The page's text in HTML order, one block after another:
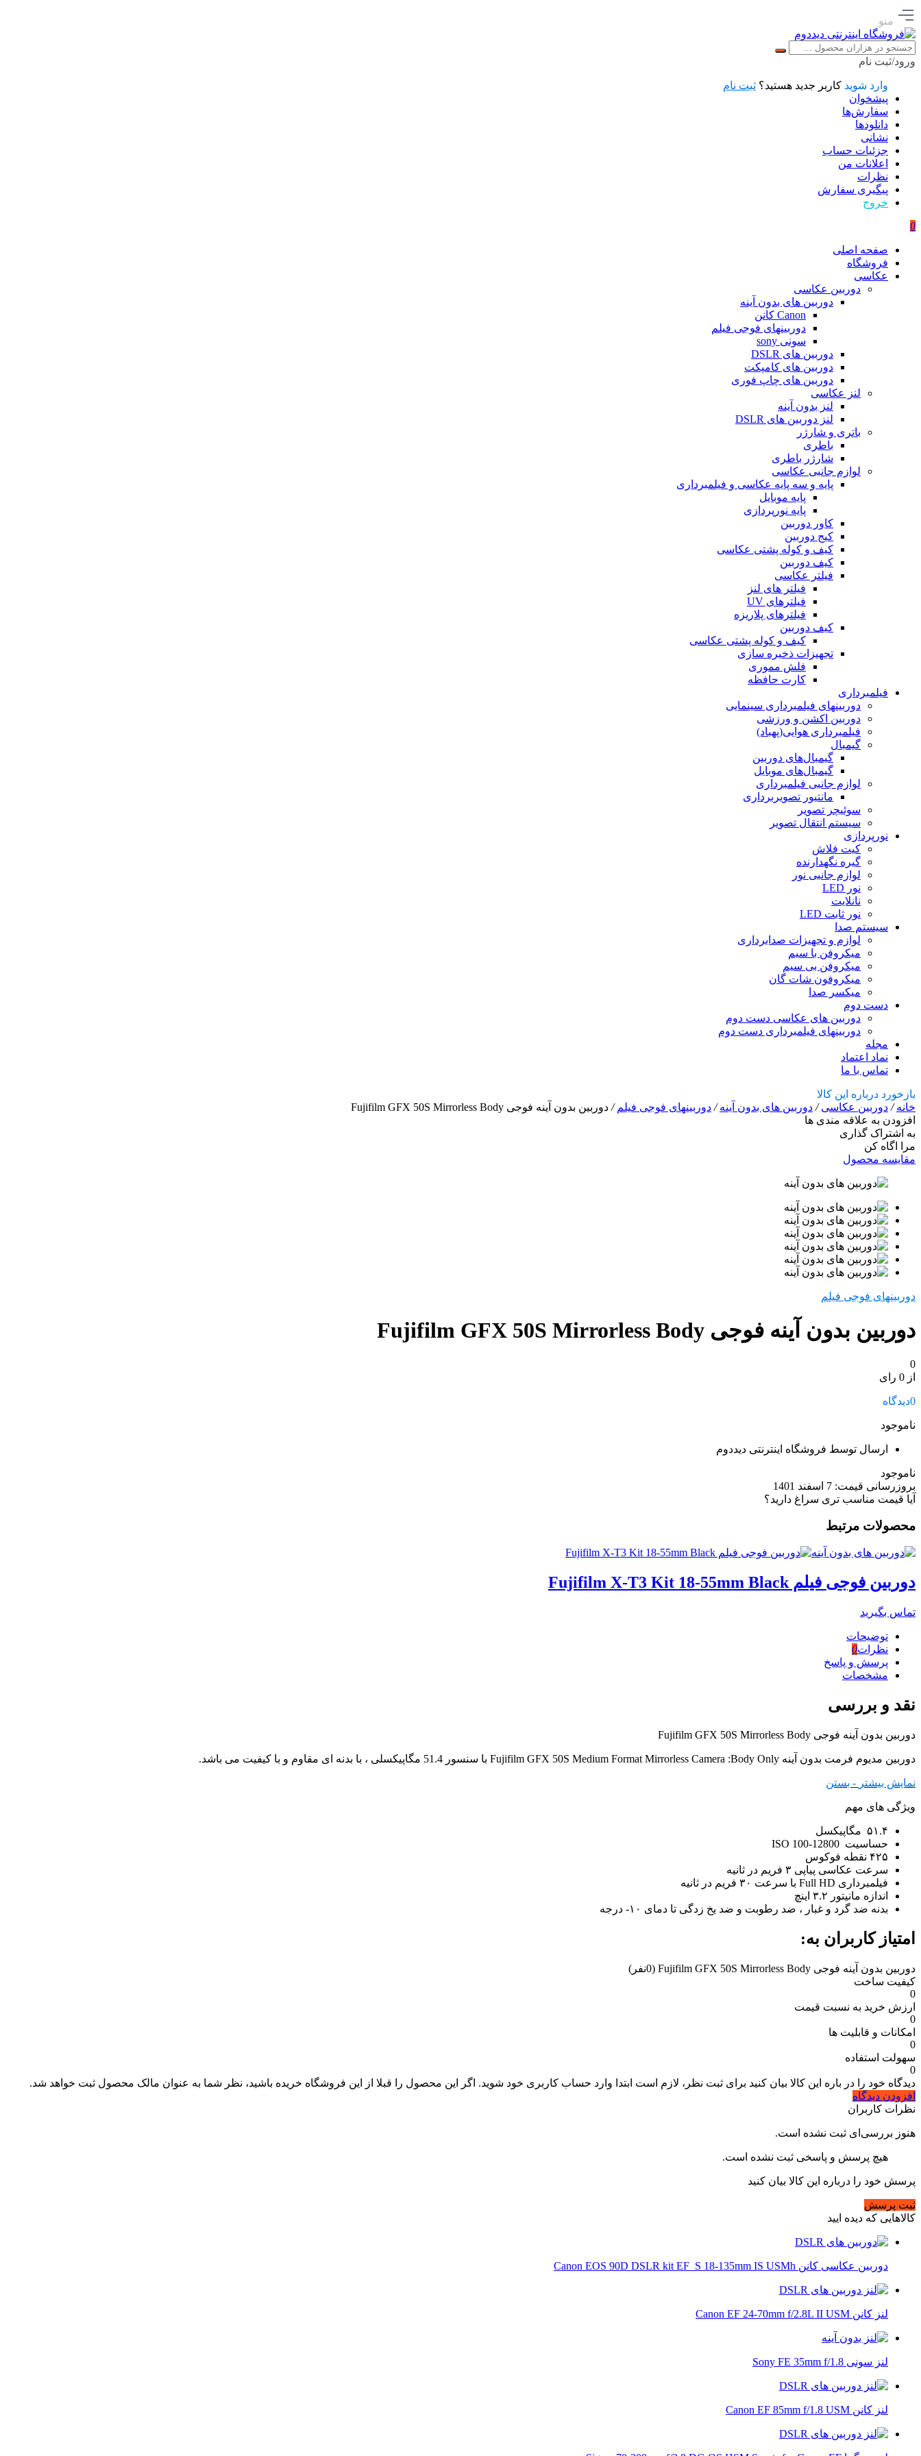
منو
ورود/ثبت نام
وارد شوید کاربر جدید هستید؟ ثبت نام
پیشخوان
سفارش‌ها
دانلودها
نشانی
جزئیات حساب
اعلانات من
نظرات
پیگیری سفارش
خروج
0
صفحه اصلی
فروشگاه
عکاسی
دوربین عکاسی
دوربین های بدون آینه
Canon کانن
دوربینهای فوجی فیلم
سونی sony
دوربین های DSLR
دوربین های کامپکت
دوربین های چاپ فوری
لنز عکاسی
لنز بدون آینه
لنز دوربین های DSLR
باتری و شارژر
باطری
شارژر باطری
لوازم جانبی عکاسی
پایه و سه پایه عکاسی و فیلمبرداری
پایه موبایل
پایه نورپردازی
کاور دوربین
کیج دوربین
کیف و کوله پشتی عکاسی
کیف دوربین
فیلتر عکاسی
فیلتر های لنز
فیلترهای UV
فیلترهای پلاریزه
کیف دوربین
کیف و کوله پشتی عکاسی
تجهیزات ذخیره سازی
فلش مموری
کارت حافظه
فیلمبرداری
دوربینهای فیلمبرداری سینمایی
دوربین اکشن و ورزشی
فیلمبرداری هوایی(پهباد)
گیمبال
گیمبال‌های دوربین
گیمبال‌های موبایل
لوازم جانبی فیلمبرداری
مانتیور تصویربرداری
سوئیچر تصویر
سیستم انتقال تصویر
نورپردازی
کیت فلاش
گیره نگهدارنده
لوازم جانبی نور
نور LED
نانلایت
نور ثابت LED
سیستم صدا
لوازم و تجهیزات صدابرداری
میکروفن با سیم
میکروفن بی سیم
میکروفون شات گان
میکسر صدا
دست دوم
دوربین های عکاسی دست دوم
دوربینهای فیلمبرداری دست دوم
مجله
نماد اعتماد
تماس با ما
بازخورد درباره این کالا
خانه/ دوربین عکاسی/ دوربین های بدون آینه/ دوربینهای فوجی فیلم / دوربین بدون آینه فوجی Fujifilm GFX 50S Mirrorless Body
افزودن به علاقه مندی ها
به اشتراک گذاری
مرا اگاه کن
مقایسه محصول
دوربینهای فوجی فیلم
دوربین بدون آینه فوجی Fujifilm GFX 50S Mirrorless Body
0
از 0 رای
0دیدگاه
ناموجود
ارسال توسط فروشگاه اینترنتی دیددوم
ناموجود
بروزرسانی قیمت: 7 اسفند 1401
آیا قیمت مناسب تری سراغ دارید؟
محصولات مرتبط
دوربین فوجی فیلم Fujifilm X-T3 Kit 18-55mm Black
تماس بگیرید
توضیحات
نظرات0
پرسش و پاسخ
مشخصات
نقد و بررسی
دوربین بدون آینه فوجی Fujifilm GFX 50S Mirrorless Body
دوربین مدیوم فرمت بدون آینه Fujifilm GFX 50S Medium Format Mirrorless Camera :Body Only با سنسور 51.4 مگاپیکسلی ، با بدنه ای مقاوم و با کیفیت می باشد.
نمایش بیشتر - بستن
ویژگی های مهم
۵۱.۴ مگاپیکسل
حساسیت ISO 100-12800
۴۲۵ نقطه فوکوس
سرعت عکاسی پیاپی ۳ فریم در ثانیه
فیلمبرداری Full HD با سرعت ۳۰ فریم در ثانیه
اندازه مانیتور ۳.۲ اینچ
بدنه ضد گرد و غبار ، ضد رطوبت و ضد یخ زدگی تا دمای ۱۰- درجه
امتیاز کاربران به:
دوربین بدون آینه فوجی Fujifilm GFX 50S Mirrorless Body
(0نفر)
کیفیت ساخت
0
ارزش خرید به نسبت قیمت
0
امکانات و قابلیت ها
0
سهولت استفاده
0
دیدگاه خود را در باره این کالا بیان کنید برای ثبت نظر، لازم است ابتدا وارد حساب کاربری خود شوید. اگر این محصول را قبلا از این فروشگاه خریده باشید، نظر شما به عنوان مالک محصول ثبت خواهد شد.
افزودن دیدگاه
نظرات کاربران
هنوز بررسی‌ای ثبت نشده است.
هیچ پرسش و پاسخی ثبت نشده است.
پرسش خود را درباره این کالا بیان کنید
ثبت پرسش
کالاهایی که دیده ایید
دوربین عکاسی کانن Canon EOS 90D DSLR kit EF_S 18-135mm IS USMh
لنز کانن Canon EF 24-70mm f/2.8L II USM
لنز سونی Sony FE 35mm f/1.8
لنز کانن Canon EF 85mm f/1.8 USM